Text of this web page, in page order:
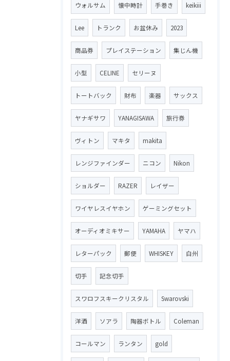
ウォルサム 懐中時計 手巻き keikiii
Lee トランク お盆休み 2023
商品券 プレイステーション 集じん機
小型 CELINE セリーヌ
トートバック 財布 楽器 サックス
ヤナギサワ YANAGISAWA 旅行券
ヴィトン マキタ makita
レンジファインダー ニコン Nikon
ショルダー RAZER レイザー
ワイヤレスイヤホン ゲーミングセット
オーディオミキサー YAMAHA ヤマハ
レターパック 郵便 WHISKEY 白州
切手 記念切手
スワロフスキークリスタル Swarovski
洋酒 ソアラ 陶器ボトル Coleman
コールマン ランタン gold